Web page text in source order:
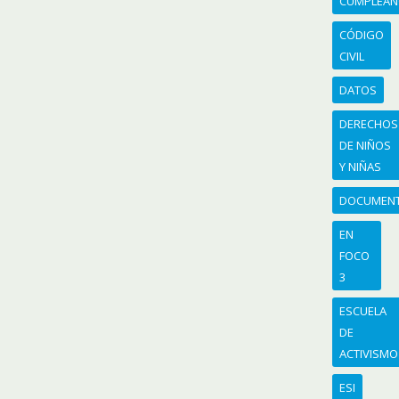
CÓDIGO
CIVIL
DATOS
DERECHOS
DE NIÑOS
Y NIÑAS
EN
FOCO
3
ESCUELA
DE
ACTIVISMO
ESI